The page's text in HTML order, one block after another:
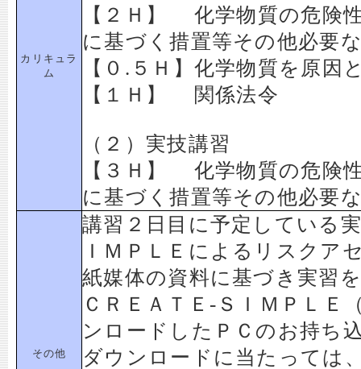
カリキュラ
ム
【２Ｈ】 化学物質の危険
に基づく措置等その他必要
【０.５Ｈ】化学物質を原因
【１Ｈ】 関係法令
（２）実技講習
【３Ｈ】 化学物質の危険
に基づく措置等その他必要
その他
講習２日目に予定している
ＩＭＰＬＥによるリスクア
紙媒体の資料に基づき実習
ＣＲＥＡＴＥ-ＳＩＭＰＬＥ
ンロードしたＰＣのお持ち
ダウンロードに当たっては